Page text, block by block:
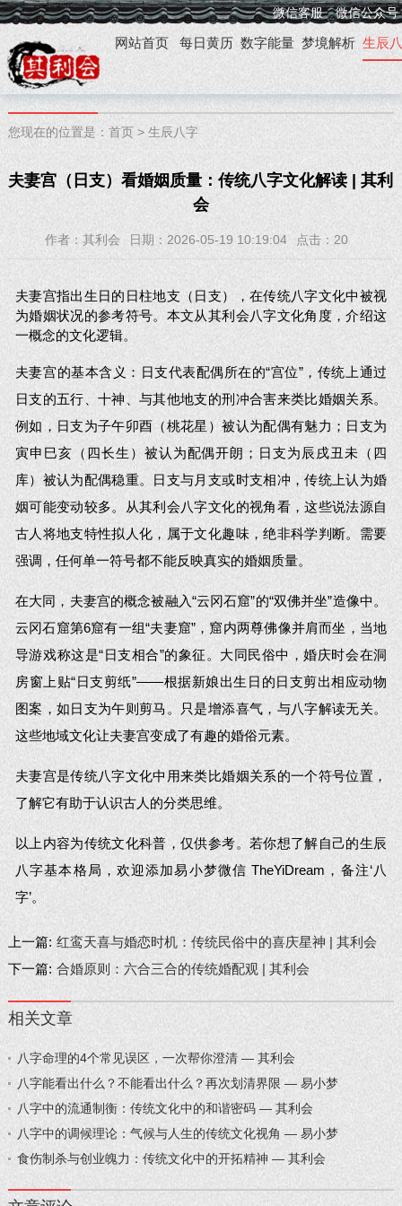
微信客服 微信公众号
网站首页 每日黄历 数字能量 梦境解析 生辰
您现在的位置是： 首页> 生辰八字
夫妻宫（日支）看婚姻质量：传统八字文化解读 | 其利
会
作者：其利会 日期：2026-05-19 10:19:04 点击： 20
夫妻宫指出生日的日柱地支（日支），在传统八字文化中被视
为婚姻状况的参考符号。本文从其利会八字文化角度，介绍这
一概念的文化逻辑。
夫妻宫的基本含义：日支代表配偶所在的“宫位”，传统上通过
日支的五行、十神、与其他地支的刑冲合害来类比婚姻关系。
例如，日支为子午卯酉（桃花星）被认为配偶有魅力；日支为
寅申巳亥（四长生）被认为配偶开朗；日支为辰戌丑未（四
库）被认为配偶稳重。日支与月支或时支相冲，传统上认为婚
姻可能变动较多。从其利会八字文化的视角看，这些说法源自
古人将地支特性拟人化，属于文化趣味，绝非科学判断。需要
强调，任何单一符号都不能反映真实的婚姻质量。
在大同，夫妻宫的概念被融入“云冈石窟”的“双佛并坐”造像中。
云冈石窟第6窟有一组“夫妻窟”，窟内两尊佛像并肩而坐，当地
导游戏称这是“日支相合”的象征。大同民俗中，婚庆时会在洞
房窗上贴“日支剪纸”——根据新娘出生日的日支剪出相应动物
图案，如日支为午则剪马。只是增添喜气，与八字解读无关。
这些地域文化让夫妻宫变成了有趣的婚俗元素。
夫妻宫是传统八字文化中用来类比婚姻关系的一个符号位置，
了解它有助于认识古人的分类思维。
以上内容为传统文化科普，仅供参考。若你想了解自己的生辰
八字基本格局，欢迎添加易小梦微信 TheYiDream，备注‘八
字’。
上一篇: 红鸾天喜与婚恋时机：传统民俗中的喜庆星神 | 其利会
下一篇: 合婚原则：六合三合的传统婚配观 | 其利会
相关文章
八字命理的4个常见误区，一次帮你澄清 — 其利会
八字能看出什么？不能看出什么？再次划清界限 — 易小梦
八字中的流通制衡：传统文化中的和谐密码 — 其利会
八字中的调候理论：气候与人生的传统文化视角 — 易小梦
食伤制杀与创业魄力：传统文化中的开拓精神 — 其利会